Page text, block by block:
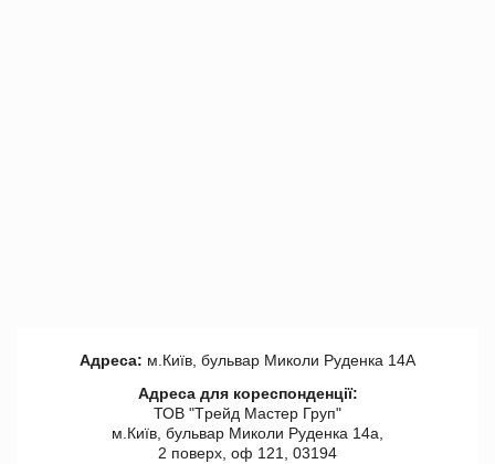
Адреса: м.Київ, бульвар Миколи Руденка 14А
Адреса для кореспонденції:
ТОВ "Tрейд Мастер Груп"
м.Київ, бульвар Миколи Руденка 14а,
2 поверх, оф 121, 03194